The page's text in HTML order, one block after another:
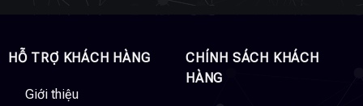
HỖ TRỢ KHÁCH HÀNG
Giới thiệu
CHÍNH SÁCH KHÁCH
HÀNG